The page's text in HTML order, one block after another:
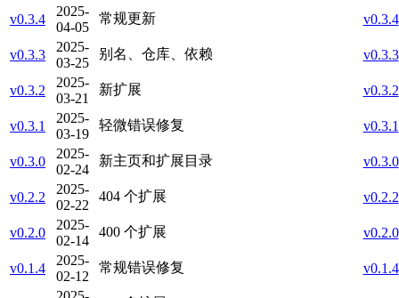
v0.3.4
2025-
04-05
常规更新 v0.3.4
v0.3.3
2025-
03-25
别名、仓库、依赖 v0.3.3
v0.3.2
2025-
03-21
新扩展 v0.3.2
v0.3.1
2025-
03-19
轻微错误修复 v0.3.1
v0.3.0
2025-
02-24
新主页和扩展目录 v0.3.0
v0.2.2
2025-
02-22
404 个扩展 v0.2.2
v0.2.0
2025-
02-14
400 个扩展 v0.2.0
v0.1.4
2025-
02-12
常规错误修复 v0.1.4